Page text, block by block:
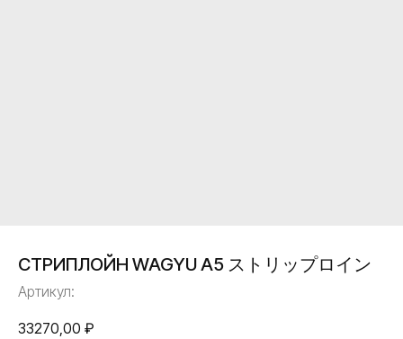
СТРИПЛОЙН WAGYU A5 ストリップロイン
Артикул:
33270,00 ₽